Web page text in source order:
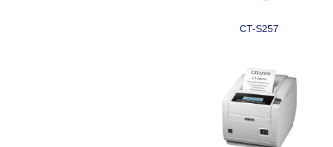
CT-S257